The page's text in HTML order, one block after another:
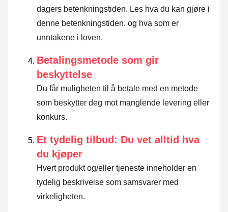
dagers betenkningstiden. Les hva du kan gjøre i
denne betenkningstiden. og hva som er
unntakene i loven.
Betalingsmetode som gir
beskyttelse
Du får muligheten til å betale med en metode
som beskytter deg mot manglende levering eller
konkurs.
Et tydelig tilbud: Du vet alltid hva
du kjøper
Hvert produkt og/eller tjeneste inneholder en
tydelig beskrivelse som samsvarer med
virkeligheten.